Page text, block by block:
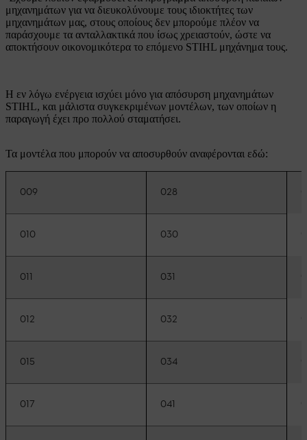
μηχανημάτων για να διευκολύνουμε τους ιδιοκτήτες των
μηχανημάτων μας, στους οποίους δεν μπορούμε πλέον να
παράσχουμε τα ανταλλακτικά που ίσως χρειαστούν, ώστε να
αποκτήσουν οικονομικότερα το επόμενο STIHL μηχάνημα τους.
Η εν λόγω ενέργεια ισχύει μόνο για απόσυρση μηχανημάτων
STIHL, και μάλιστα συγκεκριμένων μοντέλων, των οποίων η
παραγωγή έχει προ πολλού σταματήσει.
Τα μοντέλα που μπορούν να αποσυρθούν αναφέρονται εδώ:
009 028
010 030
011 031
012 032
015 034
017 041